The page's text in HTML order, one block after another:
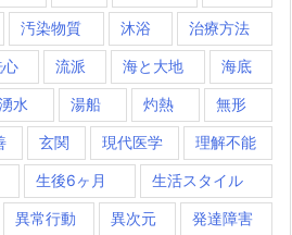
汚染物質 沐浴 治療方法
心 流派 海と大地 海底
水 湯船 灼熱 無形
玄関 現代医学 理解不能
生後6ヶ月 生活スタイル
異常行動 異次元 発達障害